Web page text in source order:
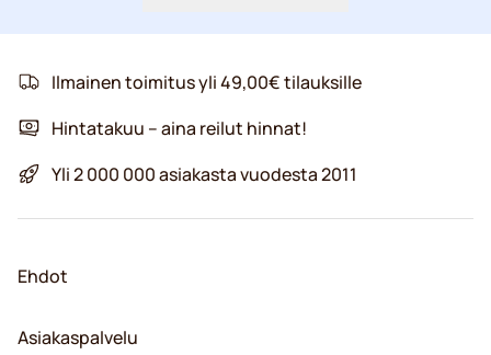
Ilmainen toimitus yli 49,00€ tilauksille
Hintatakuu – aina reilut hinnat!
Yli 2 000 000 asiakasta vuodesta 2011
Ehdot
Asiakaspalvelu